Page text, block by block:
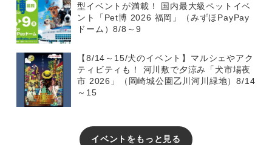
型イベントが満載！ 国内最大級ペットイベ
ント「Pet博 2026 福岡」（みずほPayPay
ドーム）8/8～9
【8/14～15/犬のイベント】マルシェやアク
ティビティも！ 河川敷で夕涼み「犬市場夜
市 2026」（岡崎城公園乙川河川緑地）8/14
～15
イベントをもっと見る